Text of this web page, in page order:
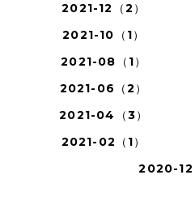
2021-12（2）
2021-10（1）
2021-08（1）
2021-06（2）
2021-04（3）
2021-02（1）
2020-12